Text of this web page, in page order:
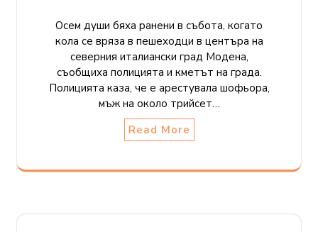
Осем души бяха ранени в събота, когато
кола се вряза в пешеходци в центъра на
северния италиански град Модена,
съобщиха полицията и кметът на града.
Полицията каза, че е арестувала шофьора,
мъж на около трийсет…
Read More